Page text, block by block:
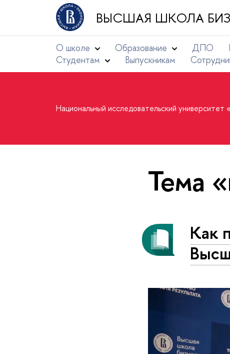
ВЫСШАЯ ШКОЛА
О школе Образование ДПО
Студентам
Выпускникам
Национальный исследовательский
Тема
Как